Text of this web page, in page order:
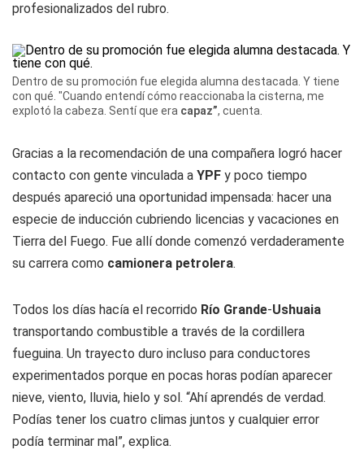
profesionalizados del rubro.
Dentro de su promoción fue elegida alumna destacada. Y tiene
con qué. "Cuando entendí cómo reaccionaba la cisterna, me
explotó la cabeza. Sentí que era capaz”, cuenta.
Gracias a la recomendación de una compañera logró hacer
contacto con gente vinculada a YPF y poco tiempo
después apareció una oportunidad impensada: hacer una
especie de inducción cubriendo licencias y vacaciones en
Tierra del Fuego. Fue allí donde comenzó verdaderamente
su carrera como camionera petrolera.
Todos los días hacía el recorrido Río Grande-Ushuaia
transportando combustible a través de la cordillera
fueguina. Un trayecto duro incluso para conductores
experimentados porque en pocas horas podían aparecer
nieve, viento, lluvia, hielo y sol. “Ahí aprendés de verdad.
Podías tener los cuatro climas juntos y cualquier error
podía terminar mal”, explica.